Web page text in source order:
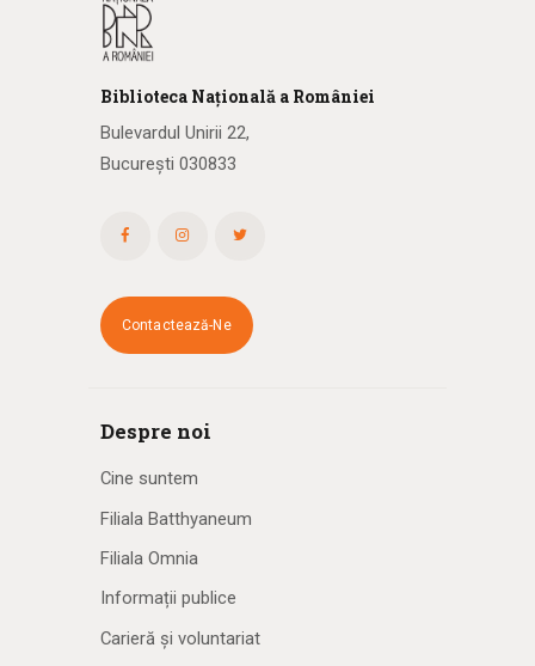
Biblioteca Națională a României
Bulevardul Unirii 22,
București 030833
Contactează-Ne
Despre noi
Cine suntem
Filiala Batthyaneum
Filiala Omnia
Informații publice
Carieră și voluntariat